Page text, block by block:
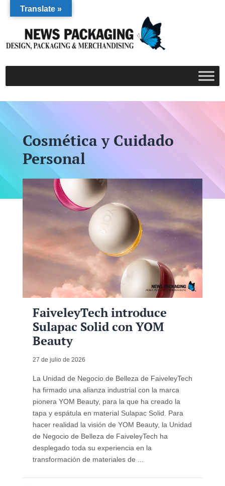
Cosmética y Cuidado
Personal
FaiveleyTech introduce
Sulapac Solid con YOM
Beauty
27 de julio de 2026
La Unidad de Negocio de Belleza de FaiveleyTech
ha firmado una alianza industrial con la marca
pionera YOM Beauty, para la que ha creado la
tapa y espátula en material Sulapac Solid. Para
hacer realidad la visión de YOM Beauty, la Unidad
de Negocio de Belleza de FaiveleyTech ha
desplegado toda su experiencia en la
transformación de materiales de ...
Translate »